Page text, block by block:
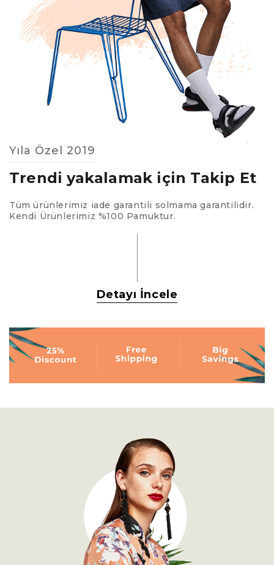
Yıla Özel 2019
Trendi yakalamak için Takip Et
Tüm ürünlerimiz iade garantili solmama garantilidir.
Kendi Ürünlerimiz %100 Pamuktur.
Detayı İncele